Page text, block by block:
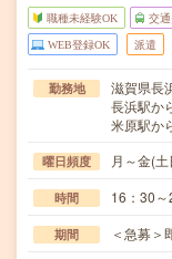
職種未経験OK 交
WEB登録OK 派遣
勤務地
滋賀県長
長浜駅か
米原駅か
曜日頻度 月～金(
時間 16：30～
期間 ＜急募＞